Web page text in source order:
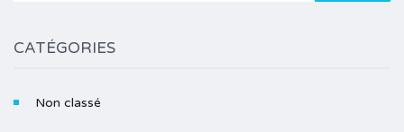
CATÉGORIES
Non classé